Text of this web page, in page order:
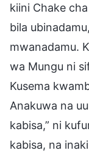
kiini Chake
bila
mwanadamu.
wa Mungu ni
Kusema
Anakuwa na
kabisa,” ni
kabisa, na